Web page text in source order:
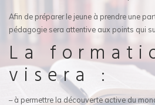
Afin de préparer le jeune à prendre une
pédagogie sera attentive aux points qui
La
visera :
– à permettre la découverte active du